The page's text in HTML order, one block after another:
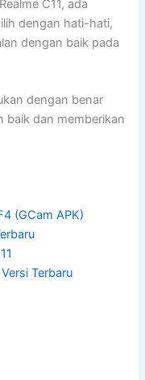
C11, ada
dengan hati-hati,
dengan baik pada
dengan benar
baik dan memberikan
(GCam APK)
Terbaru